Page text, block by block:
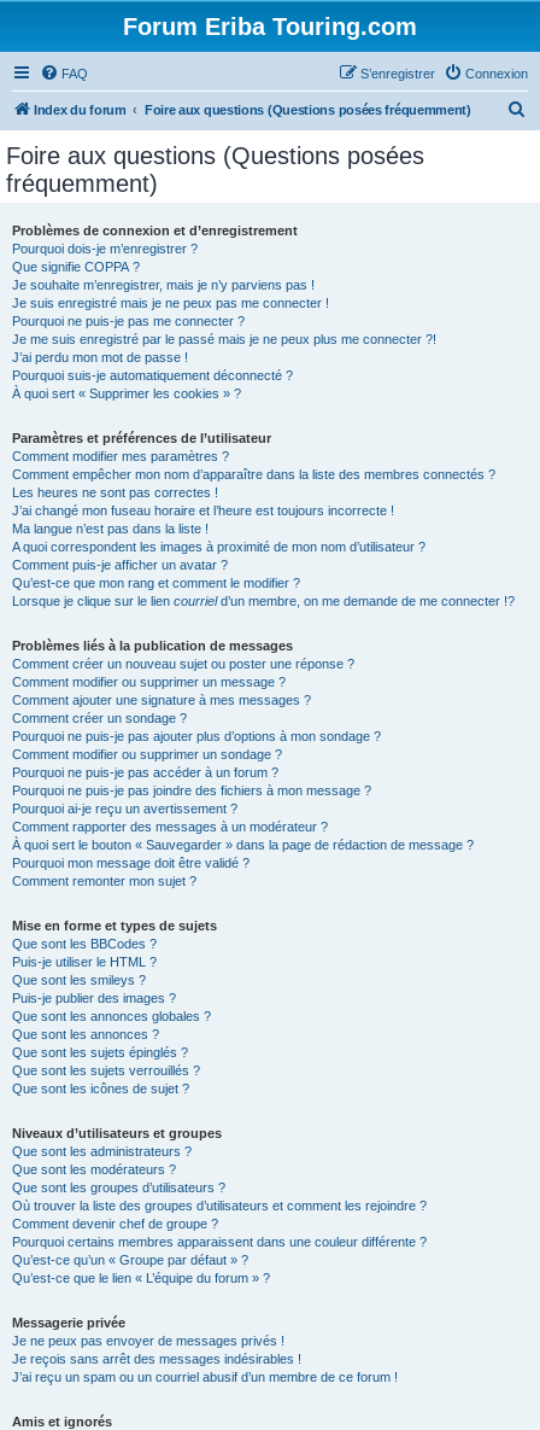
Forum Eriba Touring.com
FAQ Connexion
S’enregistrer
Index du forum Foire aux questions (Questions posées fréquemment)
Foire aux questions (Questions posées
fréquemment)
Problèmes de connexion et d’enregistrement
Pourquoi dois-je m’enregistrer ?
Que signifie COPPA ?
Je souhaite m’enregistrer, mais je n’y parviens pas !
Je suis enregistré mais je ne peux pas me connecter !
Pourquoi ne puis-je pas me connecter ?
Je me suis enregistré par le passé mais je ne peux plus me connecter ?!
J’ai perdu mon mot de passe !
Pourquoi suis-je automatiquement déconnecté ?
À quoi sert « Supprimer les cookies » ?
Paramètres et préférences de l’utilisateur
Comment modifier mes paramètres ?
Comment empêcher mon nom d’apparaître dans la liste des membres connectés ?
Les heures ne sont pas correctes !
J’ai changé mon fuseau horaire et l’heure est toujours incorrecte !
Ma langue n’est pas dans la liste !
A quoi correspondent les images à proximité de mon nom d’utilisateur ?
Comment puis-je afficher un avatar ?
Qu’est-ce que mon rang et comment le modifier ?
Lorsque je clique sur le lien courrield’un membre, on me demande de me connecter !?
Problèmes liés à la publication de messages
Comment créer un nouveau sujet ou poster une réponse ?
Comment modifier ou supprimer un message ?
Comment ajouter une signature à mes messages ?
Comment créer un sondage ?
Pourquoi ne puis-je pas ajouter plus d’options à mon sondage ?
Comment modifier ou supprimer un sondage ?
Pourquoi ne puis-je pas accéder à un forum ?
Pourquoi ne puis-je pas joindre des fichiers à mon message ?
Pourquoi ai-je reçu un avertissement ?
Comment rapporter des messages à un modérateur ?
À quoi sert le bouton « Sauvegarder » dans la page de rédaction de message ?
Pourquoi mon message doit être validé ?
Comment remonter mon sujet ?
Mise en forme et types de sujets
Que sont les BBCodes ?
Puis-je utiliser le HTML ?
Que sont les smileys ?
Puis-je publier des images ?
Que sont les annonces globales ?
Que sont les annonces ?
Que sont les sujets épinglés ?
Que sont les sujets verrouillés ?
Que sont les icônes de sujet ?
Niveaux d’utilisateurs et groupes
Que sont les administrateurs ?
Que sont les modérateurs ?
Que sont les groupes d’utilisateurs ?
Où trouver la liste des groupes d’utilisateurs et comment les rejoindre ?
Comment devenir chef de groupe ?
Pourquoi certains membres apparaissent dans une couleur différente ?
Qu’est-ce qu’un « Groupe par défaut » ?
Qu’est-ce que le lien « L’équipe du forum » ?
Messagerie privée
Je ne peux pas envoyer de messages privés !
Je reçois sans arrêt des messages indésirables !
J’ai reçu un spam ou un courriel abusif d’un membre de ce forum !
Amis et ignorés